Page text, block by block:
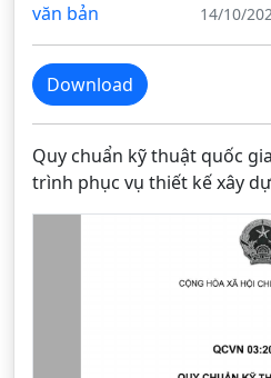
văn bản
14/10/
Download
Quy chuẩn kỹ thuật quốc
trình phục vụ thiết kế xây